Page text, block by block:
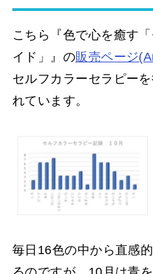
こちら『色で心を癒す
イド」』の販売ページ
セルフカラーセラピー
れています。
毎日16色の中から直感